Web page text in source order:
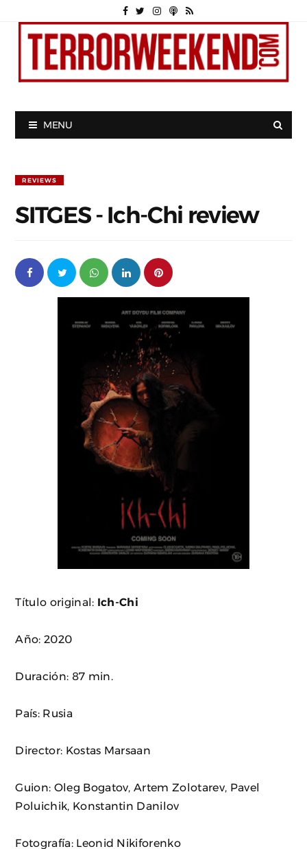
MENU
REVIEWS
SITGES - Ich-Chi review
Título original: Ich-Chi
Año: 2020
Duración: 87 min.
País: Rusia
Director: Kostas Marsaan
Guion: Oleg Bogatov, Artem Zolotarev, Pavel
Poluichik, Konstantin Danilov
Fotografía: Leonid Nikiforenko